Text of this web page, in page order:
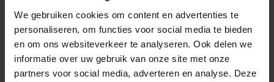
We gebruiken cookies om content en advertenties te
personaliseren, om functies voor social media te bieden
en om ons websiteverkeer te analyseren. Ook delen we
informatie over uw gebruik van onze site met onze
partners voor social media, adverteren en analyse. Deze